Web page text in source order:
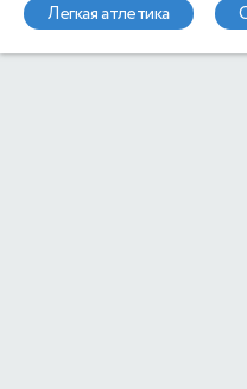
легкая атлетика